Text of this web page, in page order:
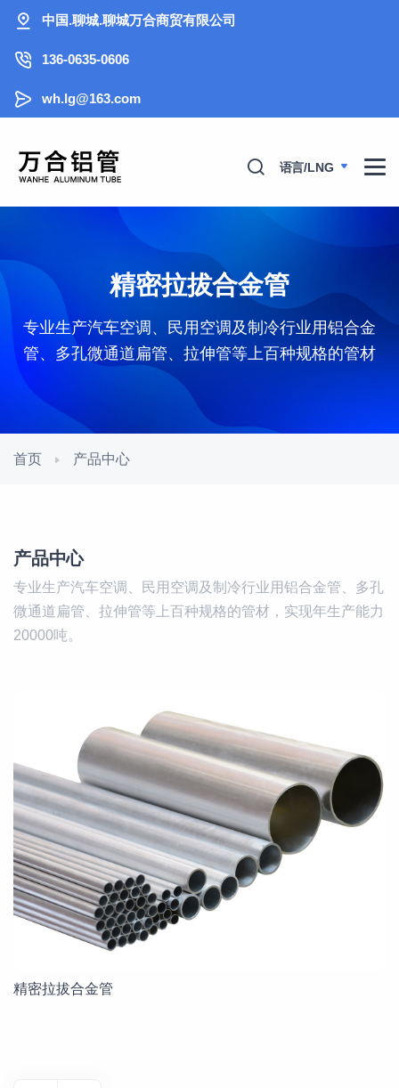
中国.聊城.聊城万合商贸有限公司
136-0635-0606
wh.lg@163.com
语言/LNG
精密拉拔合金管
专业生产汽车空调、民用空调及制冷行业用铝合金
管、多孔微通道扁管、拉伸管等上百种规格的管材
首页 产品中心
产品中心
专业生产汽车空调、民用空调及制冷行业用铝合金管、多孔
微通道扁管、拉伸管等上百种规格的管材，实现年生产能力
20000吨。
精密拉拔合金管